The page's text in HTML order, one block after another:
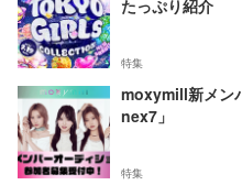
たっぷり紹介
特集
moxymill新メン
nex7」
特集